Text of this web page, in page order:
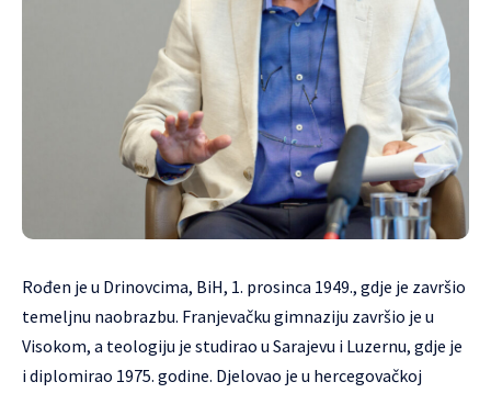
Rođen je u Drinovcima, BiH, 1. prosinca 1949., gdje je završio
temeljnu naobrazbu. Franjevačku gimnaziju završio je u
Visokom, a teologiju je studirao u Sarajevu i Luzernu, gdje je
i diplomirao 1975. godine. Djelovao je u hercegovačkoj